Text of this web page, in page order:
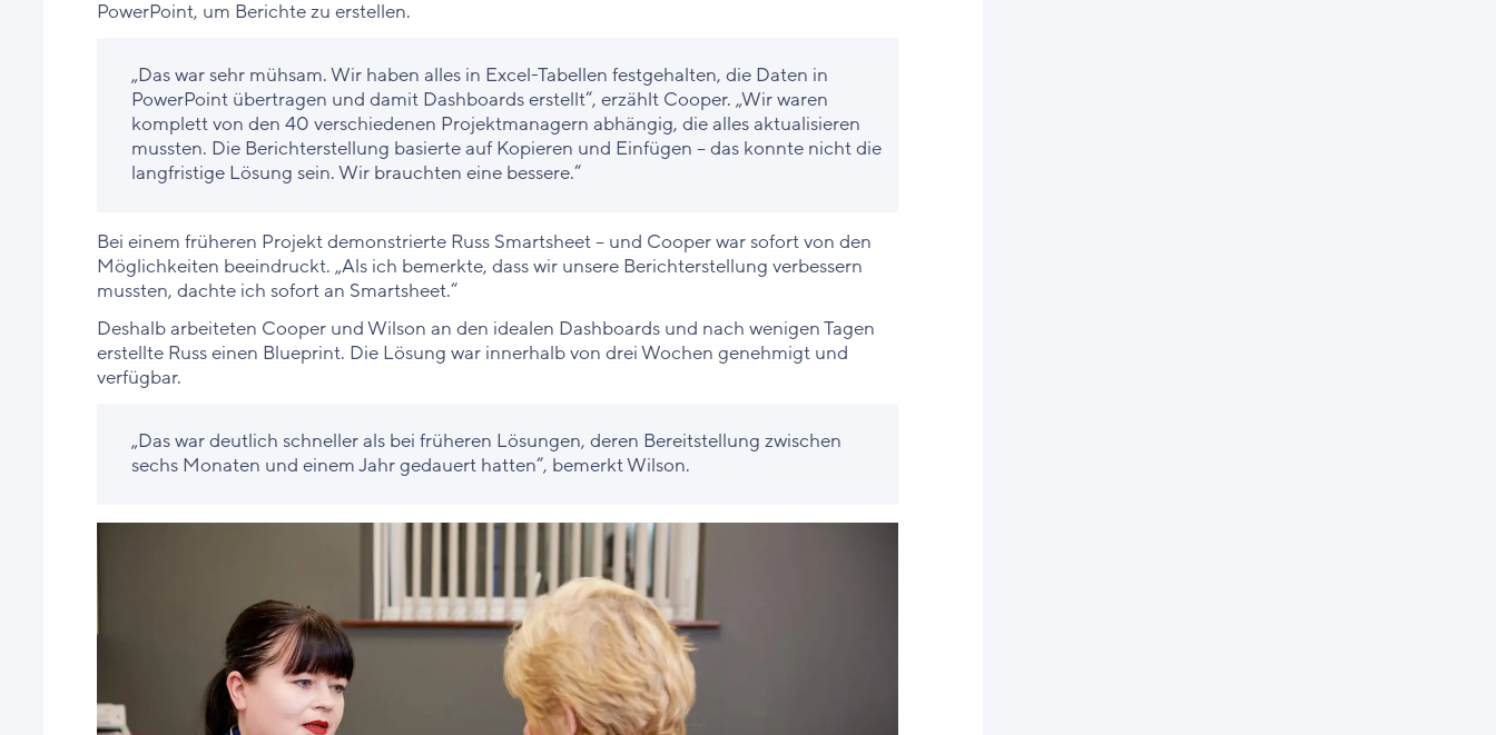
PowerPoint, um Berichte zu erstellen.
„Das war sehr mühsam. Wir haben alles in Excel-Tabellen festgehalten, die Daten in
PowerPoint übertragen und damit Dashboards erstellt“, erzählt Cooper. „Wir waren
komplett von den 40 verschiedenen Projektmanagern abhängig, die alles aktualisieren
mussten. Die Berichterstellung basierte auf Kopieren und Einfügen – das konnte nicht die
langfristige Lösung sein. Wir brauchten eine bessere.“
Bei einem früheren Projekt demonstrierte Russ Smartsheet – und Cooper war sofort von den
Möglichkeiten beeindruckt. „Als ich bemerkte, dass wir unsere Berichterstellung verbessern
mussten, dachte ich sofort an Smartsheet.“
Deshalb arbeiteten Cooper und Wilson an den idealen Dashboards und nach wenigen Tagen
erstellte Russ einen Blueprint. Die Lösung war innerhalb von drei Wochen genehmigt und
verfügbar.
„Das war deutlich schneller als bei früheren Lösungen, deren Bereitstellung zwischen
sechs Monaten und einem Jahr gedauert hatten“, bemerkt Wilson.